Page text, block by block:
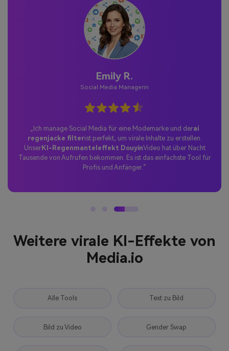
Emily R.
Social Media Managerin
„Ich manage Social Media für eine Modemarke und derai
regenjacke filterist perfekt, um virale Inhalte zu erstellen.
UnserKI-Regenmanteleffekt DouyinVideo hat über Nacht
Tausende von Aufrufen bekommen. Es ist das einfachste Tool für
Profis und Anfänger.“
Weitere virale KI-Effekte von
Media.io
Alle Tools Text zu Bild
Bild zu Video Gender Swap